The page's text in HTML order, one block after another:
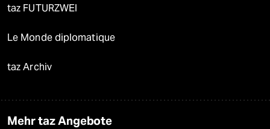
taz FUTURZWEI
Le Monde diplomatique
taz Archiv
Mehr taz Angebote